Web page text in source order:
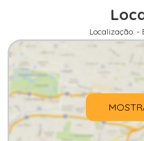
Localização: -